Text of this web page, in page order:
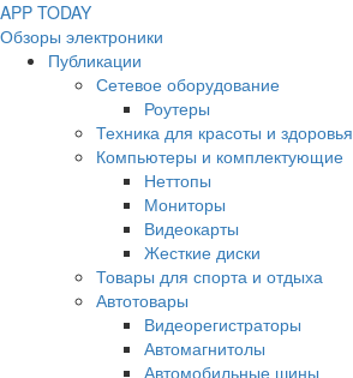
APP TODAY
Обзоры электроники
Публикации
Сетевое оборудование
Роутеры
Техника для красоты и здоровья
Компьютеры и комплектующие
Неттопы
Мониторы
Видеокарты
Жесткие диски
Товары для спорта и отдыха
Автотовары
Видеорегистраторы
Автомагнитолы
Автомобильные шины